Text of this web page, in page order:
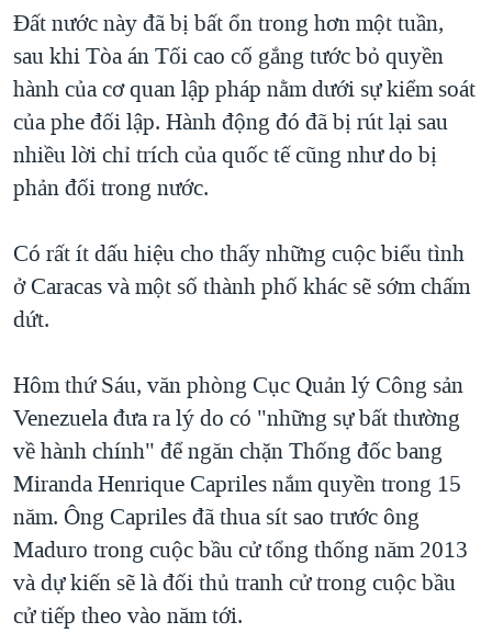
Đất nước này đã bị bất ổn trong hơn một tuần,
sau khi Tòa án Tối cao cố gắng tước bỏ quyền
hành của cơ quan lập pháp nằm dưới sự kiểm soát
của phe đối lập. Hành động đó đã bị rút lại sau
nhiều lời chỉ trích của quốc tế cũng như do bị
phản đối trong nước.
Có rất ít dấu hiệu cho thấy những cuộc biểu tình
ở Caracas và một số thành phố khác sẽ sớm chấm
dứt.
Hôm thứ Sáu, văn phòng Cục Quản lý Công sản
Venezuela đưa ra lý do có "những sự bất thường
về hành chính" để ngăn chặn Thống đốc bang
Miranda Henrique Capriles nắm quyền trong 15
năm. Ông Capriles đã thua sít sao trước ông
Maduro trong cuộc bầu cử tổng thống năm 2013
và dự kiến sẽ là đối thủ tranh cử trong cuộc bầu
cử tiếp theo vào năm tới.